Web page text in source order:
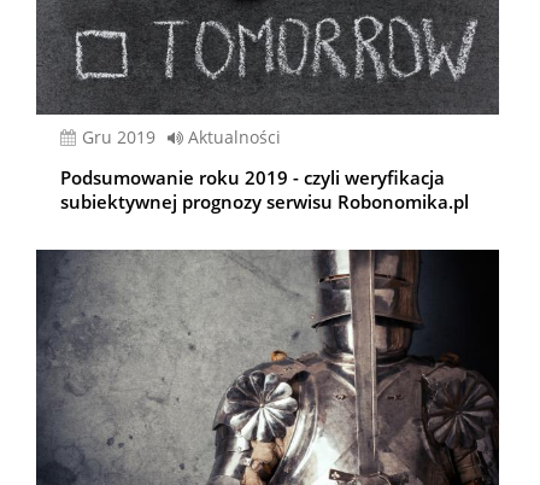
gru 2019 Aktualności
Podsumowanie roku 2019 - czyli weryfikacja
subiektywnej prognozy serwisu Robonomika.pl